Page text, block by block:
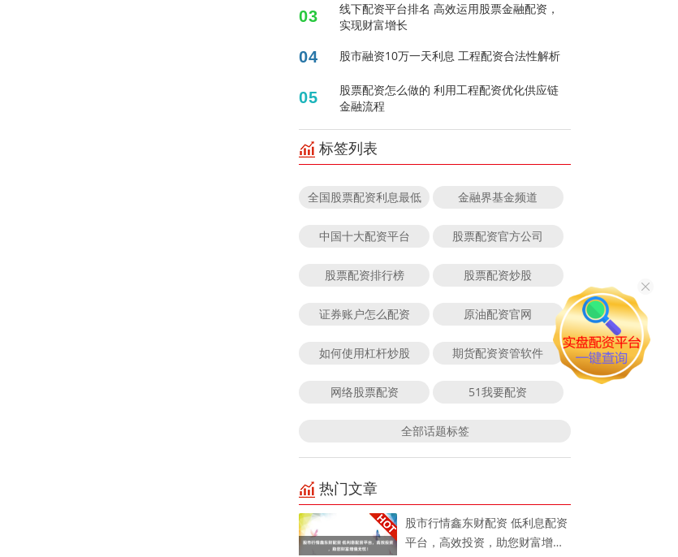
03
线下配资平台排名 高效运用股票金融配资，
实现财富增长
04 股市融资10万一天利息 工程配资合法性解析
05
股票配资怎么做的 利用工程配资优化供应链
金融流程
标签列表
全国股票配资利息最低 金融界基金频道
中国十大配资平台 股票配资官方公司
股票配资排行榜 股票配资炒股
证券账户怎么配资 原油配资官网
如何使用杠杆炒股 期货配资资管软件
网络股票配资 51我要配资
全部话题标签
热门文章
股市行情鑫东财配资 低利息配资
平台，高效投资，助您财富增值